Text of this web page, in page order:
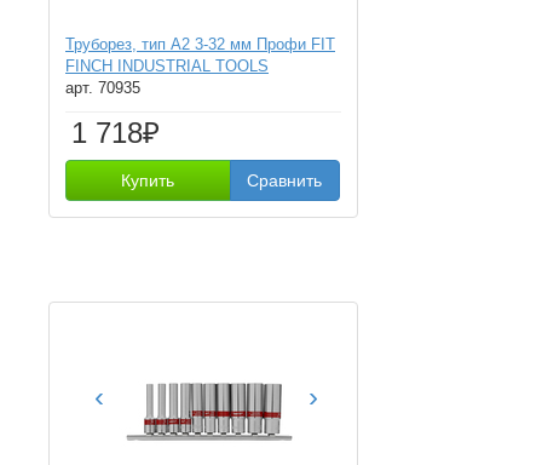
Труборез, тип А2 3-32 мм Профи FIT
FINCH INDUSTRIAL TOOLS
арт. 70935
1 718₽
Купить Сравнить
‹ ›